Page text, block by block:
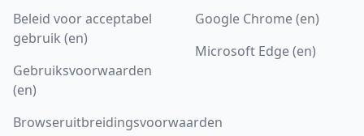
Beleid voor acceptabel
gebruik (en)
Gebruiksvoorwaarden
(en)
Browseruitbreidingsvoorwaarden
Google Chrome (en)
Microsoft Edge (en)